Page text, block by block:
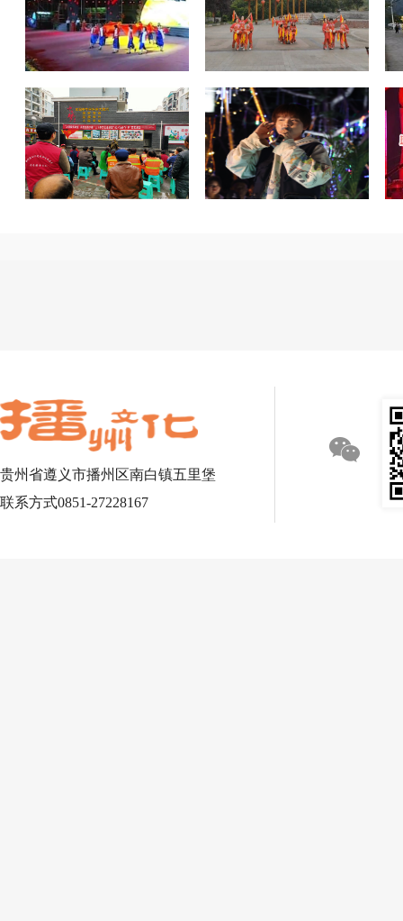
贵州省遵义市播州区南白镇五里堡
联系方式0851-27228167